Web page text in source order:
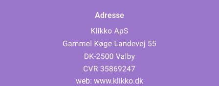
Adresse
web: www.klikko.dk